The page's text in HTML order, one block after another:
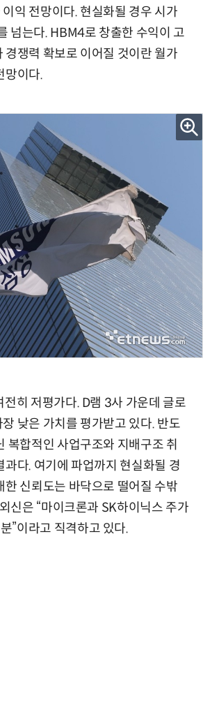
익 전망이다. 현실화될 경우 시가
넘는다. HBM4로 창출한 수익이 고
경쟁력 확보로 이어질 것이란 월가
망이다.
전히 저평가다. D램 3사 가운데 글로
낮은 가치를 평가받고 있다. 반도
복합적인 사업구조와 지배구조 취
과다. 여기에 파업까지 현실화될 경
한 신뢰도는 바닥으로 떨어질 수밖
신은 “마이크론과 SK하이닉스 주가
”이라고 직격하고 있다.